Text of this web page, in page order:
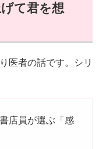
て君を想
医者の話です。シリ
店員が選ぶ「感